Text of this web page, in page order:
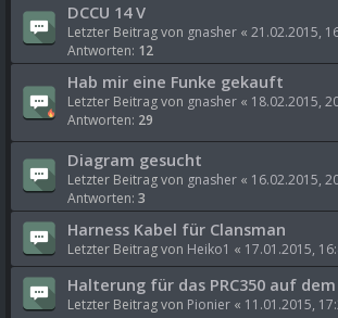
DCCU 14 V
Letzter Beitrag von gnasher « 21.02.2015,
Antworten: 12
Hab mir eine Funke gekauft
Letzter Beitrag von gnasher « 18.02.2015,
Antworten: 29
Diagram gesucht
Letzter Beitrag von gnasher « 16.02.2015,
Antworten: 3
Harness Kabel für Clansman
Letzter Beitrag von Heiko1 « 17.01.2015,
Halterung für das PRC350 auf
Letzter Beitrag von Pionier « 11.01.2015,